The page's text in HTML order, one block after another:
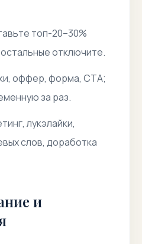
топ-20–30%
отключите.
оффер, форма, CTA;
за раз.
лукэлайки,
слов, доработка
и